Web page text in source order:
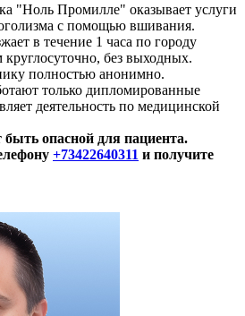
"Ноль Промилле" оказывает услуги
с помощью вшивания.
в течение 1 часа по городу
без выходных.
полностью анонимно.
только дипломированные
деятельность по медицинской
опасной для пациента.
+73422640311 и получите